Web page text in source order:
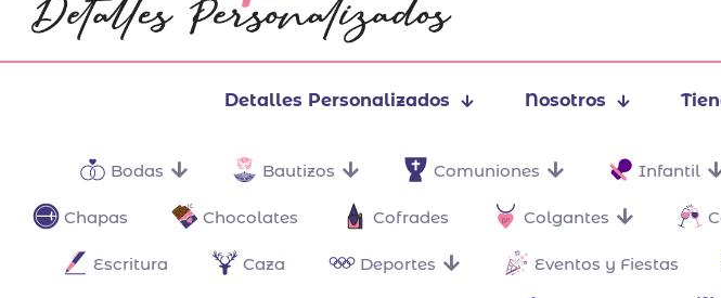
Detalles Personalizados Nosotros
Bodas Bautizos Comuniones Infantil
Chapas Chocolates Cofrades Colgantes
Escritura Caza Deportes Eventos y Fiestas